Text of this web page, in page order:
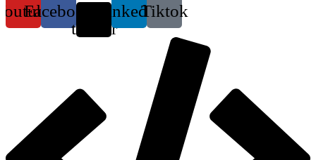
Facebook
twitter
LinkedinTiktok